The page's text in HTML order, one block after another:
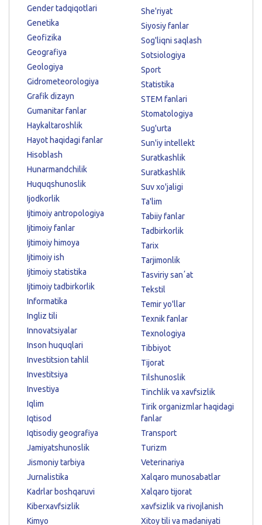
Gender tadqiqotlari
Genetika
Geofizika
Geografiya
Geologiya
Gidrometeorologiya
Grafik dizayn
Gumanitar fanlar
Haykaltaroshlik
Hayot haqidagi fanlar
Hisoblash
Hunarmandchilik
Huquqshunoslik
Ijodkorlik
Ijtimoiy antropologiya
Ijtimoiy fanlar
Ijtimoiy himoya
Ijtimoiy ish
Ijtimoiy statistika
Ijtimoiy tadbirkorlik
Informatika
Ingliz tili
Innovatsiyalar
Inson huquqlari
Investitsion tahlil
Investitsiya
Investiya
Iqlim
Iqtisod
Iqtisodiy geografiya
Jamiyatshunoslik
Jismoniy tarbiya
Jurnalistika
Kadrlar boshqaruvi
Kiberxavfsizlik
Kimyo
She'riyat
Siyosiy fanlar
Sog'liqni saqlash
Sotsiologiya
Sport
Statistika
STEM fanlari
Stomatologiya
Sug'urta
Sun'iy intellekt
Suratkashlik
Suratkashlik
Suv xo'jaligi
Ta'lim
Tabiiy fanlar
Tadbirkorlik
Tarix
Tarjimonlik
Tasviriy sanʼat
Tekstil
Temir yo'llar
Texnik fanlar
Texnologiya
Tibbiyot
Tijorat
Tilshunoslik
Tinchlik va xavfsizlik
Tirik organizmlar haqidagi
fanlar
Transport
Turizm
Veterinariya
Xalqaro munosabatlar
Xalqaro tijorat
xavfsizlik va rivojlanish
Xitoy tili va madaniyati